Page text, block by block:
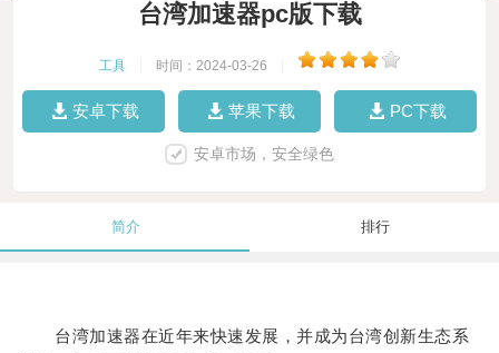
台湾加速器pc版下载
工具 时间：2024-03-26
安卓下载 苹果下载 PC下载
安卓市场，安全绿色
简介 排行
台湾加速器在近年来快速发展，并成为台湾创新生态系